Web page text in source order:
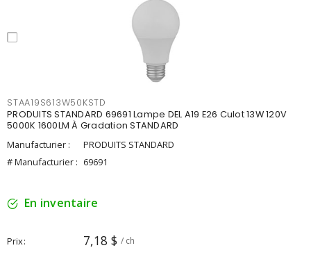
STAA19S613W50KSTD
PRODUITS STANDARD 69691 Lampe DEL A19 E26 Culot 13W 120V
5000K 1600LM À Gradation STANDARD
Manufacturier :
PRODUITS STANDARD
# Manufacturier : 69691
En inventaire
Prix 7,18 $ / ch